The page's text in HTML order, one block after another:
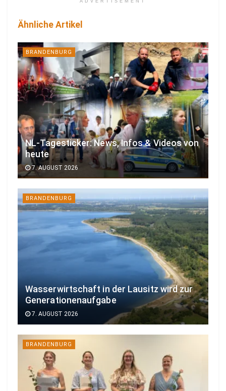
Ähnliche Artikel
BRANDENBURG
NL-Tagesticker: News, Infos & Videos von
heute
7. AUGUST 2026
BRANDENBURG
Wasserwirtschaft in der Lausitz wird zur
Generationenaufgabe
7. AUGUST 2026
BRANDENBURG